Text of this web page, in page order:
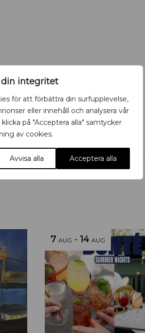
integritet
för att förbättra din surfupplevelse,
eller innehåll och analysera vår
på "Acceptera alla" samtycker
av cookies.
Avvisa alla Acceptera alla
7 AUG -14 AUG